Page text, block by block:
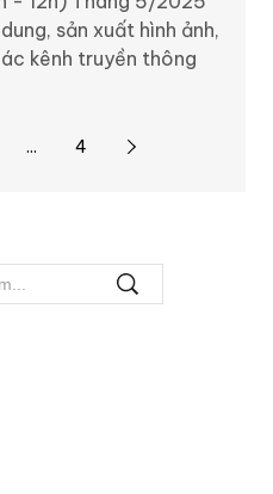
sản xuất hình ảnh,
kênh truyền thông
... 4